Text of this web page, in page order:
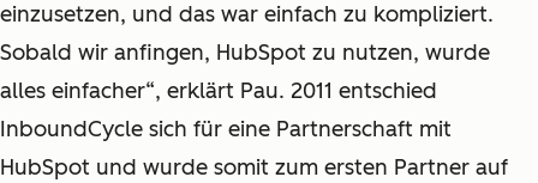
einzusetzen, und das war einfach zu kompliziert.
Sobald wir anfingen, HubSpot zu nutzen, wurde
alles einfacher“, erklärt Pau. 2011 entschied
InboundCycle sich für eine Partnerschaft mit
HubSpot und wurde somit zum ersten Partner auf